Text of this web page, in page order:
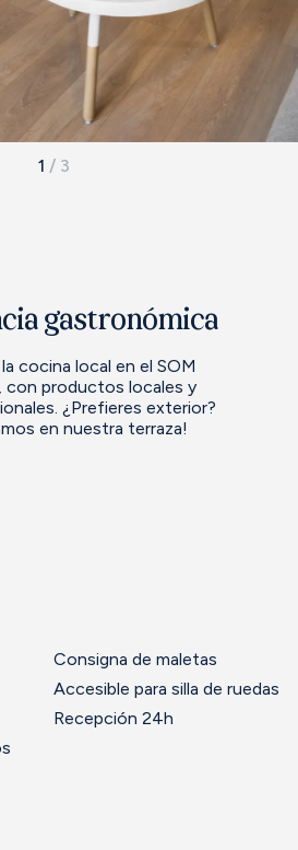
1 / 3
gastronómica
cocina local en el SOM
con productos locales y
¿Prefieres exterior?
en nuestra terraza!
Consigna de maletas
Accesible para silla de ruedas
Recepción 24h